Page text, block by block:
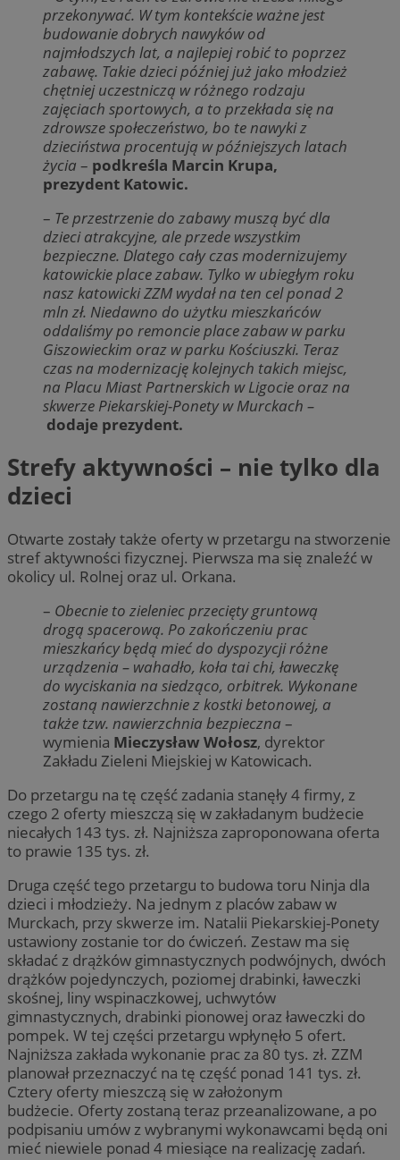
przekonywać. W tym kontekście ważne jest
budowanie dobrych nawyków od
najmłodszych lat, a najlepiej robić to poprzez
zabawę. Takie dzieci później już jako młodzież
chętniej uczestniczą w różnego rodzaju
zajęciach sportowych, a to przekłada się na
zdrowsze społeczeństwo, bo te nawyki z
dzieciństwa procentują w późniejszych latach
życia – podkreśla Marcin Krupa,
prezydent Katowic.
– Te przestrzenie do zabawy muszą być dla
dzieci atrakcyjne, ale przede wszystkim
bezpieczne. Dlatego cały czas modernizujemy
katowickie place zabaw. Tylko w ubiegłym roku
nasz katowicki ZZM wydał na ten cel ponad 2
mln zł. Niedawno do użytku mieszkańców
oddaliśmy po remoncie place zabaw w parku
Giszowieckim oraz w parku Kościuszki. Teraz
czas na modernizację kolejnych takich miejsc,
na Placu Miast Partnerskich w Ligocie oraz na
skwerze Piekarskiej-Ponety w Murckach –
dodaje prezydent.
Strefy aktywności – nie tylko dla
dzieci
Otwarte zostały także oferty w przetargu na stworzenie
stref aktywności fizycznej. Pierwsza ma się znaleźć w
okolicy ul. Rolnej oraz ul. Orkana.
– Obecnie to zieleniec przecięty gruntową
drogą spacerową. Po zakończeniu prac
mieszkańcy będą mieć do dyspozycji różne
urządzenia – wahadło, koła tai chi, ławeczkę
do wyciskania na siedząco, orbitrek. Wykonane
zostaną nawierzchnie z kostki betonowej, a
także tzw. nawierzchnia bezpieczna –
wymienia Mieczysław Wołosz, dyrektor
Zakładu Zieleni Miejskiej w Katowicach.
Do przetargu na tę część zadania stanęły 4 firmy, z
czego 2 oferty mieszczą się w zakładanym budżecie
niecałych 143 tys. zł. Najniższa zaproponowana oferta
to prawie 135 tys. zł.
Druga część tego przetargu to budowa toru Ninja dla
dzieci i młodzieży. Na jednym z placów zabaw w
Murckach, przy skwerze im. Natalii Piekarskiej-Ponety
ustawiony zostanie tor do ćwiczeń. Zestaw ma się
składać z drążków gimnastycznych podwójnych, dwóch
drążków pojedynczych, poziomej drabinki, ławeczki
skośnej, liny wspinaczkowej, uchwytów
gimnastycznych, drabinki pionowej oraz ławeczki do
pompek. W tej części przetargu wpłynęło 5 ofert.
Najniższa zakłada wykonanie prac za 80 tys. zł. ZZM
planował przeznaczyć na tę część ponad 141 tys. zł.
Cztery oferty mieszczą się w założonym
budżecie. Oferty zostaną teraz przeanalizowane, a po
podpisaniu umów z wybranymi wykonawcami będą oni
mieć niewiele ponad 4 miesiące na realizację zadań.